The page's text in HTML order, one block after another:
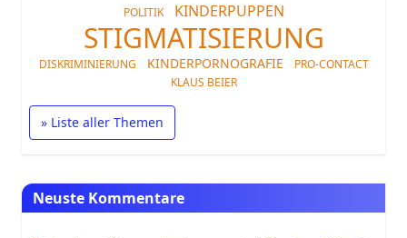
POLITIK KINDERPUPPEN
STIGMATISIERUNG
DISKRIMINIERUNG KINDERPORNOGRAFIE
PRO-CONTACT
KLAUS BEIER
» Liste aller Themen
Neuste Kommentare